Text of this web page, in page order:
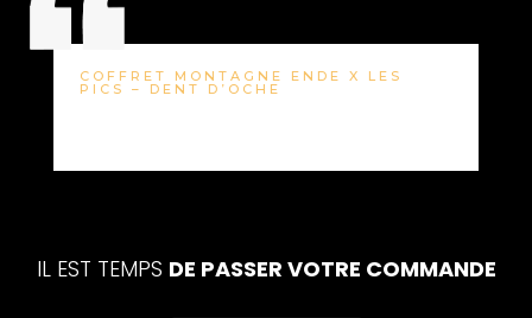
COFFRET MONTAGNE ENDE X LES
PICS – DENT D’OCHE
IL EST TEMPS DE PASSER VOTRE COMMANDE